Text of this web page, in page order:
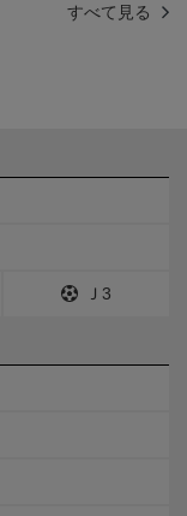
すべて見る
Ｊ3